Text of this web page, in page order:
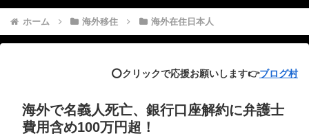
ホーム 海外移住 海外在住日本人
⭕️クリックで応援お願いします👉ブログ村
海外で名義人死亡、銀行口座解約に弁護士
費用含め100万円超！